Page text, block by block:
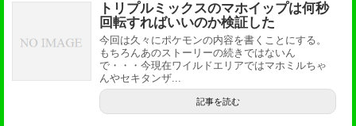
トリプルミックスのマホイップは何秒
回転すればいいのか検証した
今回は久々にポケモンの内容を書くことにする。
もちろんあのストーリーの続きではないん
で・・・今現在ワイルドエリアではマホミルちゃ
んやセキタンザ...
記事を読む